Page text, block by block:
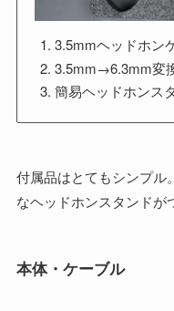
3.5mmヘッドホン
3.5mm→6.3mm変
簡易ヘッドホンス
付属品はとてもシンプル
なヘッドホンスタンドが
本体・ケーブル